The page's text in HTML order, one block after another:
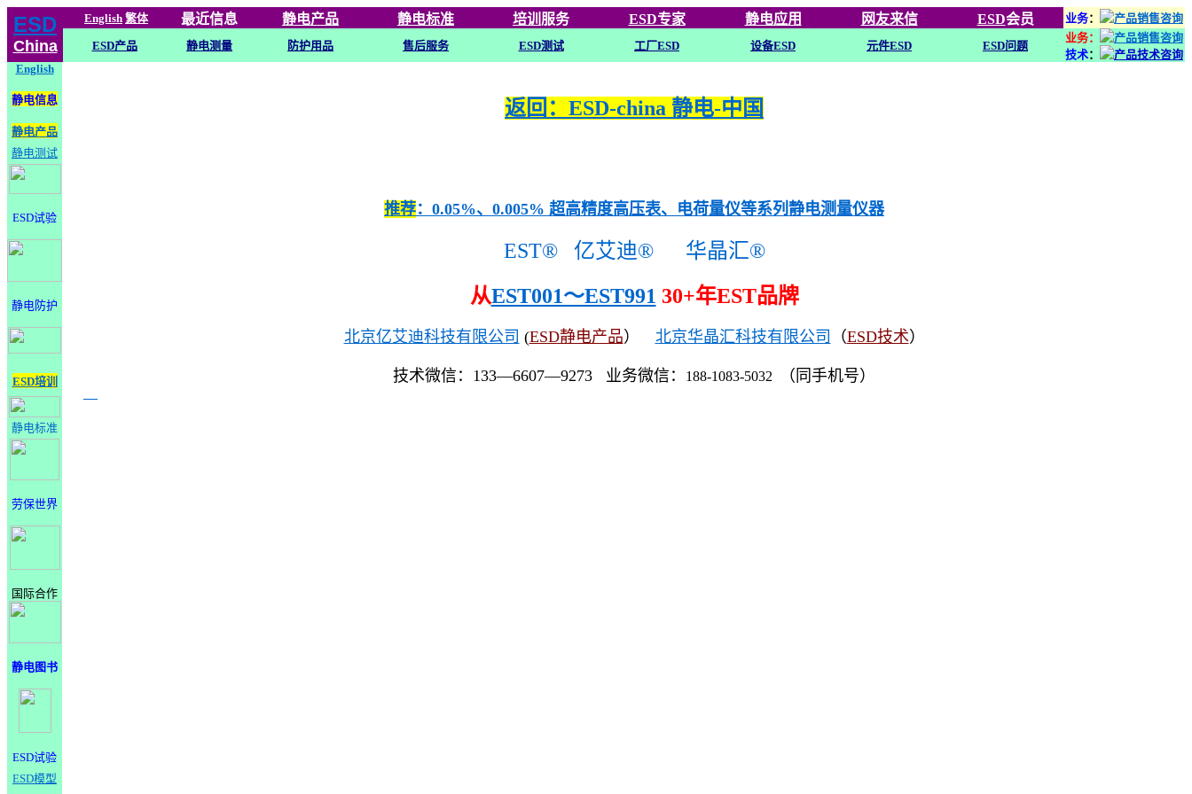
ESD
China
English 繁体 最近信息 静电产品 静电标准 培训 服务 ESD专家 静电应用 网友来信 ESD会员 业务：
ESD产品 静电测量 防护用品 售后服务 ESD测试 工厂ESD 设备ESD 元件ESD ESD问题
业务：
技术：
English
静电信息
静电产品
静电测试
ESD试验
静电防护
ESD培训
静电标准
劳保世界
国际合作
静电图书
ESD试验
ESD模型
返回：ESD-china 静电-中国
推荐：0.05%、0.005% 超高精度高压表、电荷量仪等系列静电测量仪器
EST® 亿艾迪®
华晶汇®
从EST001～EST991 30+年EST品牌
北京亿艾迪科技有限公司 (ESD静电产品） 北京华晶汇科技有限公司 （ESD技术）
技术微信：133—6607—9273 业务微信： 188-1083-5032 （同手机号）